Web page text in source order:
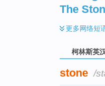
The
更多网络短
柯林斯英
stone /